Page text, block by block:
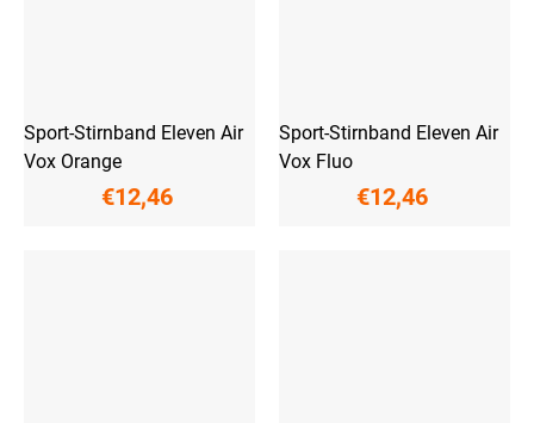
Sport-Stirnband Eleven Air
Vox Orange
€12,46
Sport-Stirnband Eleven Air
Vox Fluo
€12,46